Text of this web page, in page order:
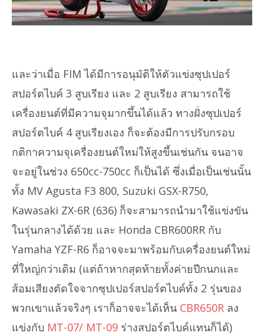
และว่าเมื่อ FIM ได้มีการอนุมัติให้ตัวแข่งซุปเปอร์
สปอร์ตไบค์ 3 สูบเรียง และ 2 สูบเรียง สามารถใช้
เครื่องยนต์ที่มีความจุมากขึ้นได้แล้ว ทางฝั่งซุปเปอร์
สปอร์ตไบค์ 4 สูบเรียงเอง ก็จะต้องมีการปรับกรอบ
กติกาความจุเครื่องยนต์ใหม่ให้สูงขึ้นเช่นกัน จนอาจ
จะอยู่ในช่วง 650cc-750cc ก็เป็นได้ ซึ่งเมื่อเป็นเช่นนั้น
ทั้ง MV Agusta F3 800, Suzuki GSX-R750,
Kawasaki ZX-6R (636) ก็จะสามารถนำมาใช้แข่งขัน
ในรุ่นกลางได้ด้วย และ Honda CBR600RR กับ
Yamaha YZF-R6 ก็อาจจะมาพร้อมกับเครื่องยนต์ใหม่
ที่ใหญ่กว่าเดิม (แต่ถ้าหากสุดท้ายทั้งค่ายปีกนกและ
ส้อมเสียงตัดใจจากซุปเปอร์สปอร์ตไบค์ทั้ง 2 รุ่นของ
พวกเขาแล้วจริงๆ เราก็อาจจะได้เห็น CBR650R ลง
แข่งกับ MT-07/ MT-09 ร่างสปอร์ตไบค์แทนก็ได้)